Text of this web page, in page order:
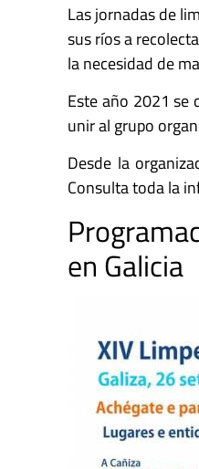
Las jornadas de
sus ríos a
la necesidad de
Este año 2021 se
unir al grupo
Desde la
Consulta toda la
en Galicia